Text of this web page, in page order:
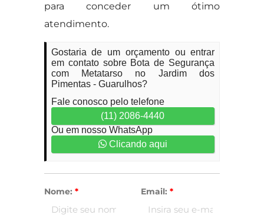
para conceder um ótimo
atendimento.
Gostaria de um orçamento ou entrar
em contato sobre Bota de Segurança
com Metatarso no Jardim dos
Pimentas - Guarulhos?
Fale conosco pelo telefone
(11) 2086-4440
Ou em nosso WhatsApp
Clicando aqui
Nome: * Email: *